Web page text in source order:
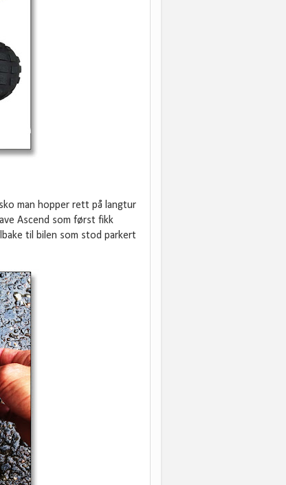
man hopper rett på langtur
Ascend som først fikk
til bilen som stod parkert